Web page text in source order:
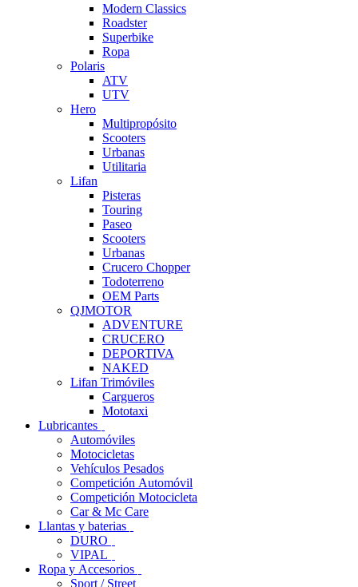
Modern Classics
Roadster
Superbike
Ropa
Polaris
ATV
UTV
Hero
Multipropósito
Scooters
Urbanas
Utilitaria
Lifan
Pisteras
Touring
Paseo
Scooters
Urbanas
Crucero Chopper
Todoterreno
OEM Parts
QJMOTOR
ADVENTURE
CRUCERO
DEPORTIVA
NAKED
Lifan Trimóviles
Cargueros
Mototaxi
Lubricantes
Automóviles
Motocicletas
Vehículos Pesados
Competición Automóvil
Competición Motocicleta
Car & Mc Care
Llantas y baterias
DURO
VIPAL
Ropa y Accesorios
Sport / Street